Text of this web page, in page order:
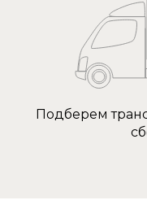
Подберем